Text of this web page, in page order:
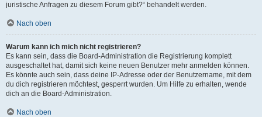
juristische Anfragen zu diesem Forum gibt?“ behandelt werden.
Nach oben
Warum kann ich mich nicht registrieren?
Es kann sein, dass die Board-Administration die Registrierung komplett
ausgeschaltet hat, damit sich keine neuen Benutzer mehr anmelden können.
Es könnte auch sein, dass deine IP-Adresse oder der Benutzername, mit dem
du dich registrieren möchtest, gesperrt wurden. Um Hilfe zu erhalten, wende
dich an die Board-Administration.
Nach oben